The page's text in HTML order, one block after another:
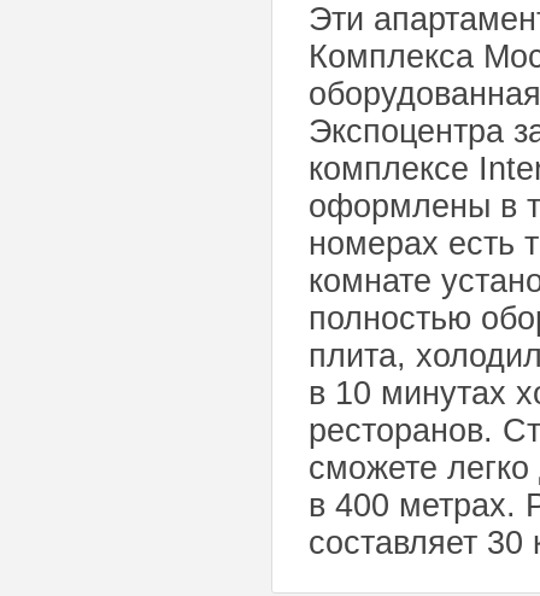
Эти
Комплекса
Экспоцентра
комплексе
оформлены в
номерах есть
комнате
полностью
плита,
в 10 минутах
ресторанов.
сможете
в 400 метрах.
составляет 30